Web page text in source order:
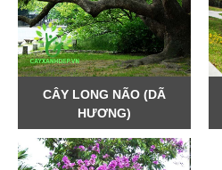
CÂY LONG NÃO (DÃ
HƯƠNG)
900.000 Đ